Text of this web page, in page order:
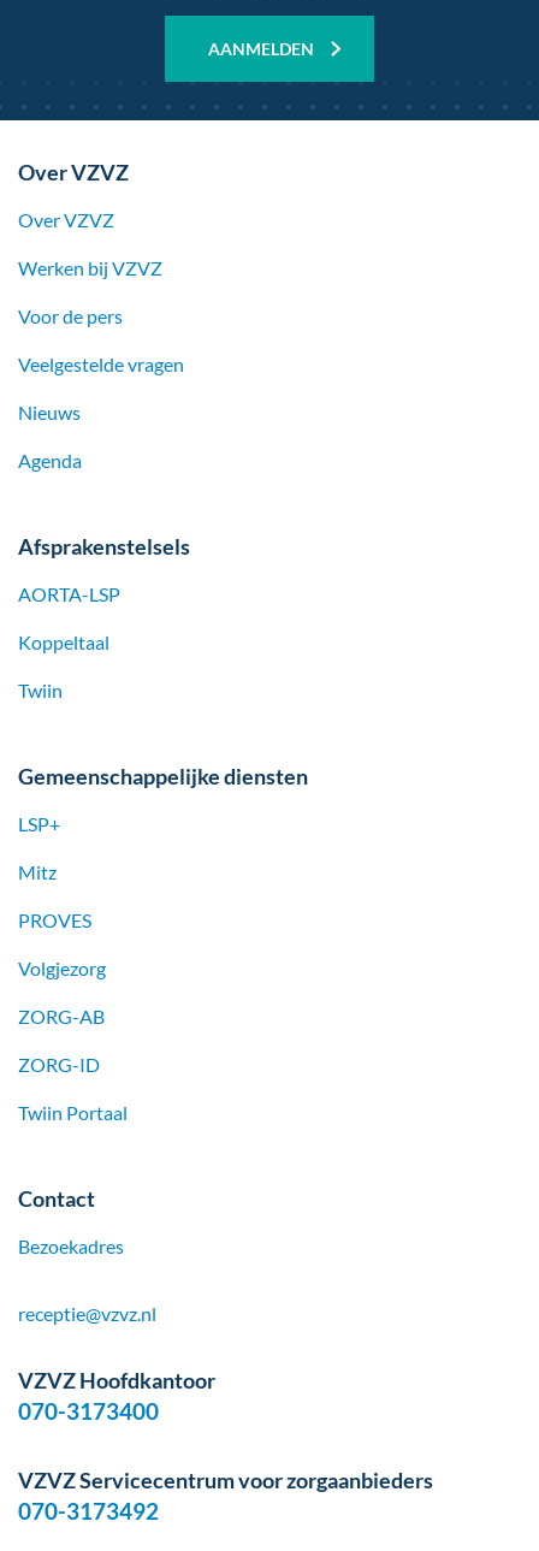
AANMELDEN
Over VZVZ
Over VZVZ
Werken bij VZVZ
Voor de pers
Veelgestelde vragen
Nieuws
Agenda
Afsprakenstelsels
AORTA-LSP
Koppeltaal
Twiin
Gemeenschappelijke diensten
LSP+
Mitz
PROVES
Volgjezorg
ZORG-AB
ZORG-ID
Twiin Portaal
Contact
Bezoekadres
receptie@vzvz.nl
VZVZ Hoofdkantoor
070-3173400
VZVZ Servicecentrum voor zorgaanbieders
070-3173492